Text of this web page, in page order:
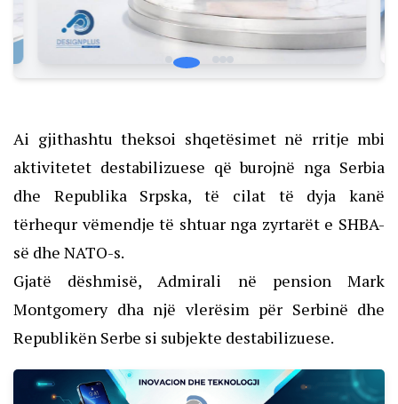
Ai gjithashtu theksoi shqetësimet në rritje mbi
aktivitetet destabilizuese që burojnë nga Serbia
dhe Republika Srpska, të cilat të dyja kanë
tërhequr vëmendje të shtuar nga zyrtarët e SHBA-
së dhe NATO-s.
Gjatë dëshmisë, Admirali në pension Mark
Montgomery dha një vlerësim për Serbinë dhe
Republikën Serbe si subjekte destabilizuese.